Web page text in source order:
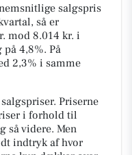
salgspris
så er
mod 8.014 kr. i
4,8%. På
2,3% i samme
Priserne
i forhold til
så videre. Men
indtryk af hvor